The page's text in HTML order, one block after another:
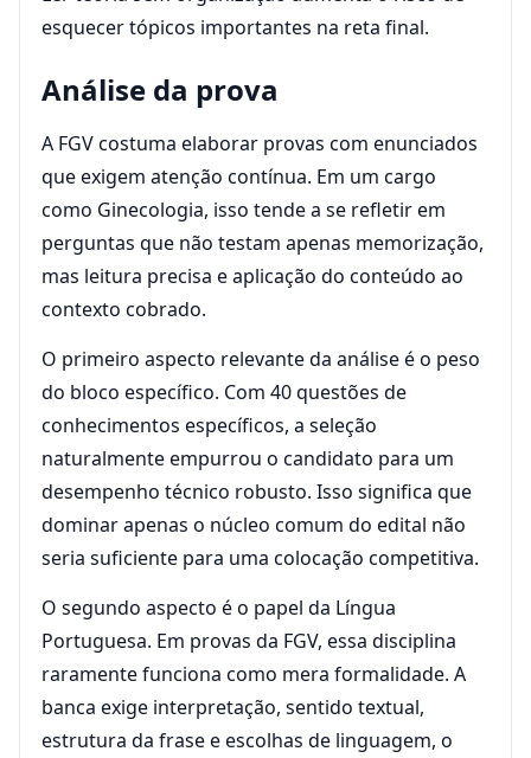
esquecer tópicos importantes na reta final.
Análise da prova
A FGV costuma elaborar provas com enunciados
que exigem atenção contínua. Em um cargo
como Ginecologia, isso tende a se refletir em
perguntas que não testam apenas memorização,
mas leitura precisa e aplicação do conteúdo ao
contexto cobrado.
O primeiro aspecto relevante da análise é o peso
do bloco específico. Com 40 questões de
conhecimentos específicos, a seleção
naturalmente empurrou o candidato para um
desempenho técnico robusto. Isso significa que
dominar apenas o núcleo comum do edital não
seria suficiente para uma colocação competitiva.
O segundo aspecto é o papel da Língua
Portuguesa. Em provas da FGV, essa disciplina
raramente funciona como mera formalidade. A
banca exige interpretação, sentido textual,
estrutura da frase e escolhas de linguagem, o